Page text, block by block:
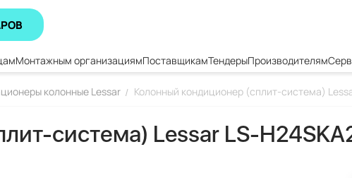
Монтажным организациямПоставщикамТендерыПроизводителям
колонные Lessar / Колонный кондиционер (сплит-система)
система) Lessar LS-